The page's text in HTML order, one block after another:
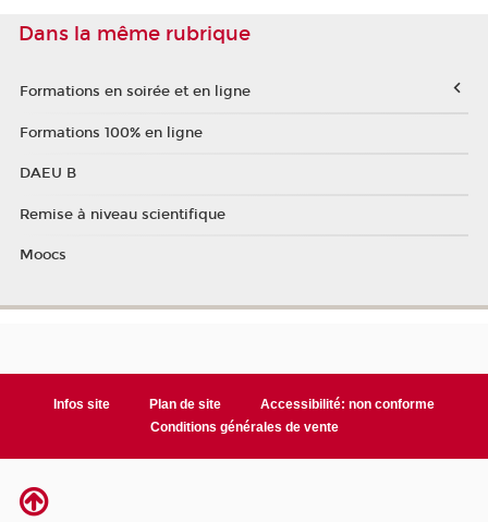
Dans la même rubrique
Formations en soirée et en ligne
Formations 100% en ligne
DAEU B
Remise à niveau scientifique
Moocs
Infos site Plan de site
Accessibilité: non conforme
Conditions générales de vente